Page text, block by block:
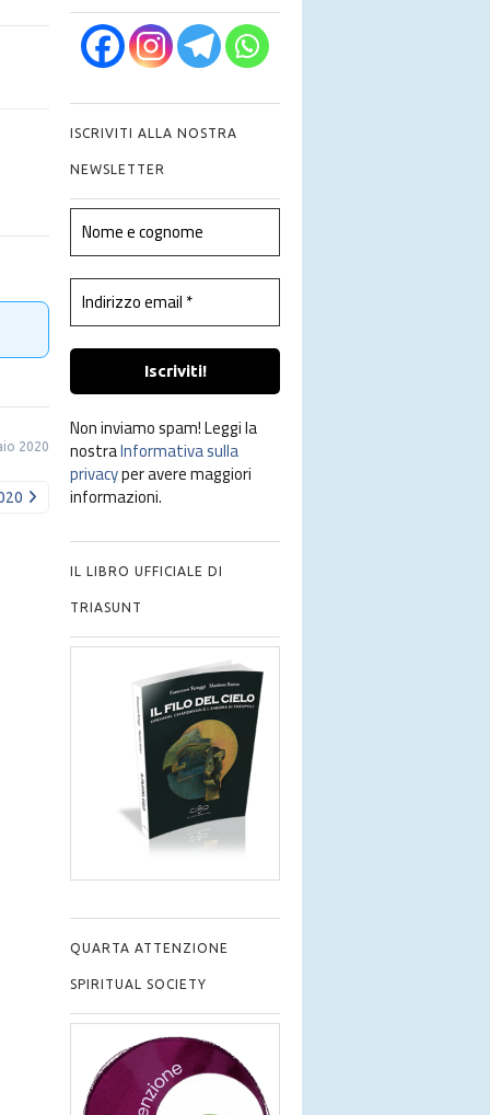
2020
ISCRIVITI ALLA NOSTRA
NEWSLETTER
Non inviamo spam! Leggi la
nostraInformativa sulla
privacyper avere maggiori
informazioni.
IL LIBRO UFFICIALE DI
TRIASUNT
QUARTA ATTENZIONE
SPIRITUAL SOCIETY